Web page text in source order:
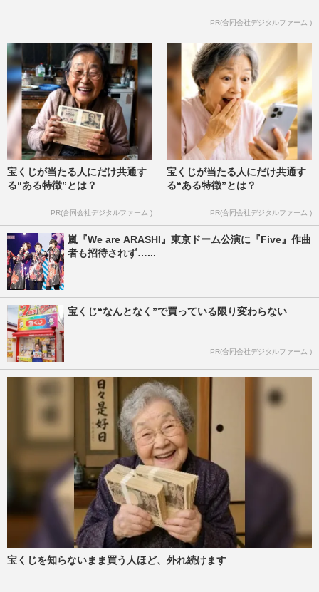
PR(合同会社デジタルファーム )
宝くじが当たる人にだけ共通す
る“ある特徴”とは？
PR(合同会社デジタルファーム )
宝くじが当たる人にだけ共通す
る“ある特徴”とは？
PR(合同会社デジタルファーム )
嵐『We are ARASHI』東京ドーム公演に『Five』作曲
者も招待されず…...
宝くじ“なんとなく”で買っている限り変わらない
PR(合同会社デジタルファーム )
宝くじを知らないまま買う人ほど、外れ続けます